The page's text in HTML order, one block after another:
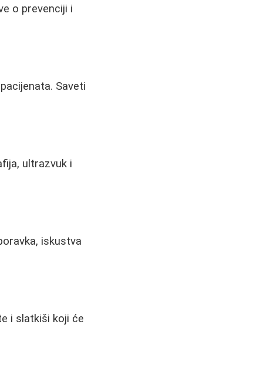
o prevenciji i
Saveti
ultrazvuk i
iskustva
i slatkiši koji će